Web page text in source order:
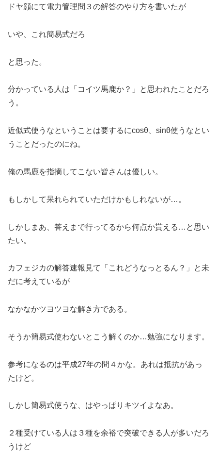
ドヤ顔にて電力管理問３の解答のやり方を書いたが
いや、これ簡易式だろ
と思った。
分かっている人は「コイツ馬鹿か？」と思われたことだろ
う。
近似式使うなということは要するにcosθ、sinθ使うなとい
うことだったのにね。
俺の馬鹿を指摘してこない皆さんは優しい。
もしかして呆れられていただけかもしれないが…。
しかしまあ、答えまで行ってるから何点か貰える…と思い
たい。
カフェジカの解答速報見て「これどうなっとるん？」と未
だに考えているが
なかなかツヨツヨな解き方である。
そうか簡易式使わないとこう解くのか…勉強になります。
参考になるのは平成27年の問４かな。あれは抵抗があっ
たけど。
しかし簡易式使うな、はやっぱりキツイよなあ。
２種受けている人は３種を余裕で突破できる人が多いだろ
うけど